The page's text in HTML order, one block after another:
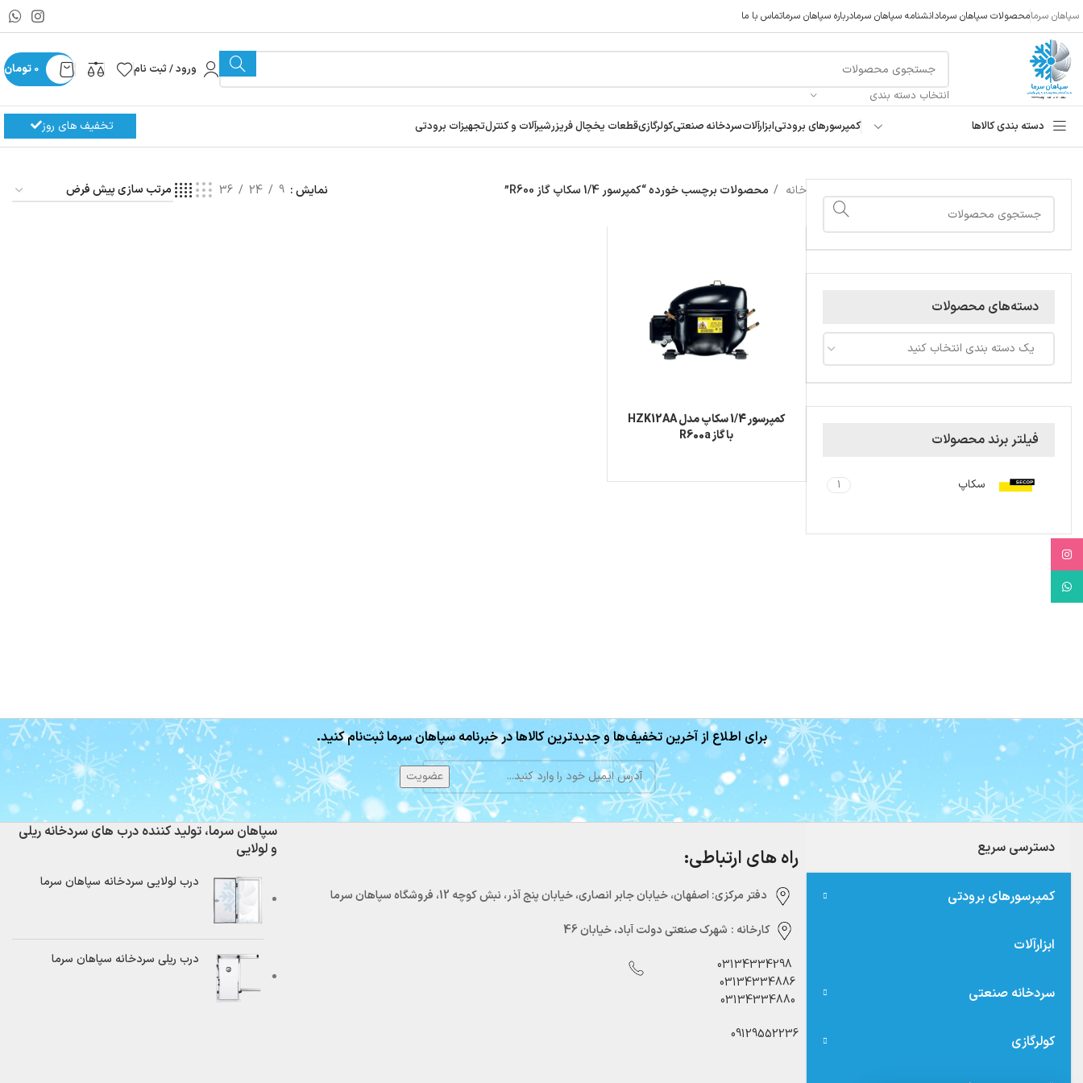
سپاهان سرمامحصولات سپاهان سرمادانشنامه سپاهان سرمادرباره سپاهان سرماتماس با ما
انتخاب دسته بندی
ورود / ثبت نام 0 تومان
دسته بندی کالاها کمپرسورهای برودتیابزارآلاتسردخانه صنعتیکولرگازیقطعات یخچال فریزرشیرآلات و کنترلتجهیزات برودتی تخفیف های روز
دسته‌های محصولات
یک دسته بندی انتخاب کنید
فیلتر برند محصولات
سکاپ 1
خانه محصولات برچسب خورده “کمپرسور 1/4 سکاپ گاز R600” نمایش 9
24
36
کمپرسور 1/4 سکاپ مدل HZK12AA
با گاز R600a
برای اطلاع از آخرین تخفیف‌ها و جدیدترین کالاها در خبرنامه سپاهان سرما ثبت‌نام کنید.
دسترسی سریع
کمپرسورهای برودتی
ابزارآلات
سردخانه صنعتی
کولرگازی
راه های ارتباطی:
دفتر مرکزی:‌ اصفهان، خیابان جابر انصاری، خیابان پنج آذر، نبش کوچه 12، فروشگاه سپاهان سرما
کارخانه : شهرک صنعتی دولت آباد، خیابان 46
03134334298
03134334886
03134334880
09129552236
سپاهان سرما، تولید کننده درب های سردخانه ریلی
و لولایی
درب لولایی سردخانه سپاهان سرما
درب ریلی سردخانه سپاهان سرما